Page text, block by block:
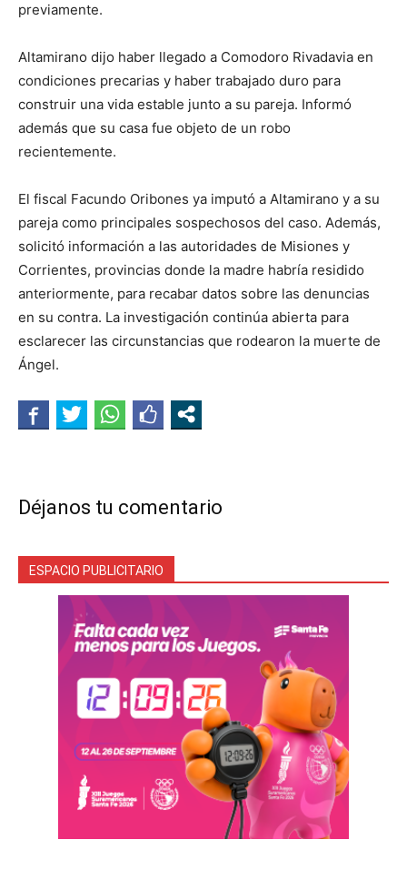
previamente.
Altamirano dijo haber llegado a Comodoro Rivadavia en
condiciones precarias y haber trabajado duro para
construir una vida estable junto a su pareja. Informó
además que su casa fue objeto de un robo
recientemente.
El fiscal Facundo Oribones ya imputó a Altamirano y a su
pareja como principales sospechosos del caso. Además,
solicitó información a las autoridades de Misiones y
Corrientes, provincias donde la madre habría residido
anteriormente, para recabar datos sobre las denuncias
en su contra. La investigación continúa abierta para
esclarecer las circunstancias que rodearon la muerte de
Ángel.
Déjanos tu comentario
ESPACIO PUBLICITARIO